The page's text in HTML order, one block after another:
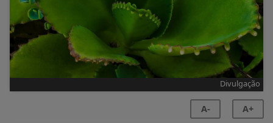
Divulgação
A- A+